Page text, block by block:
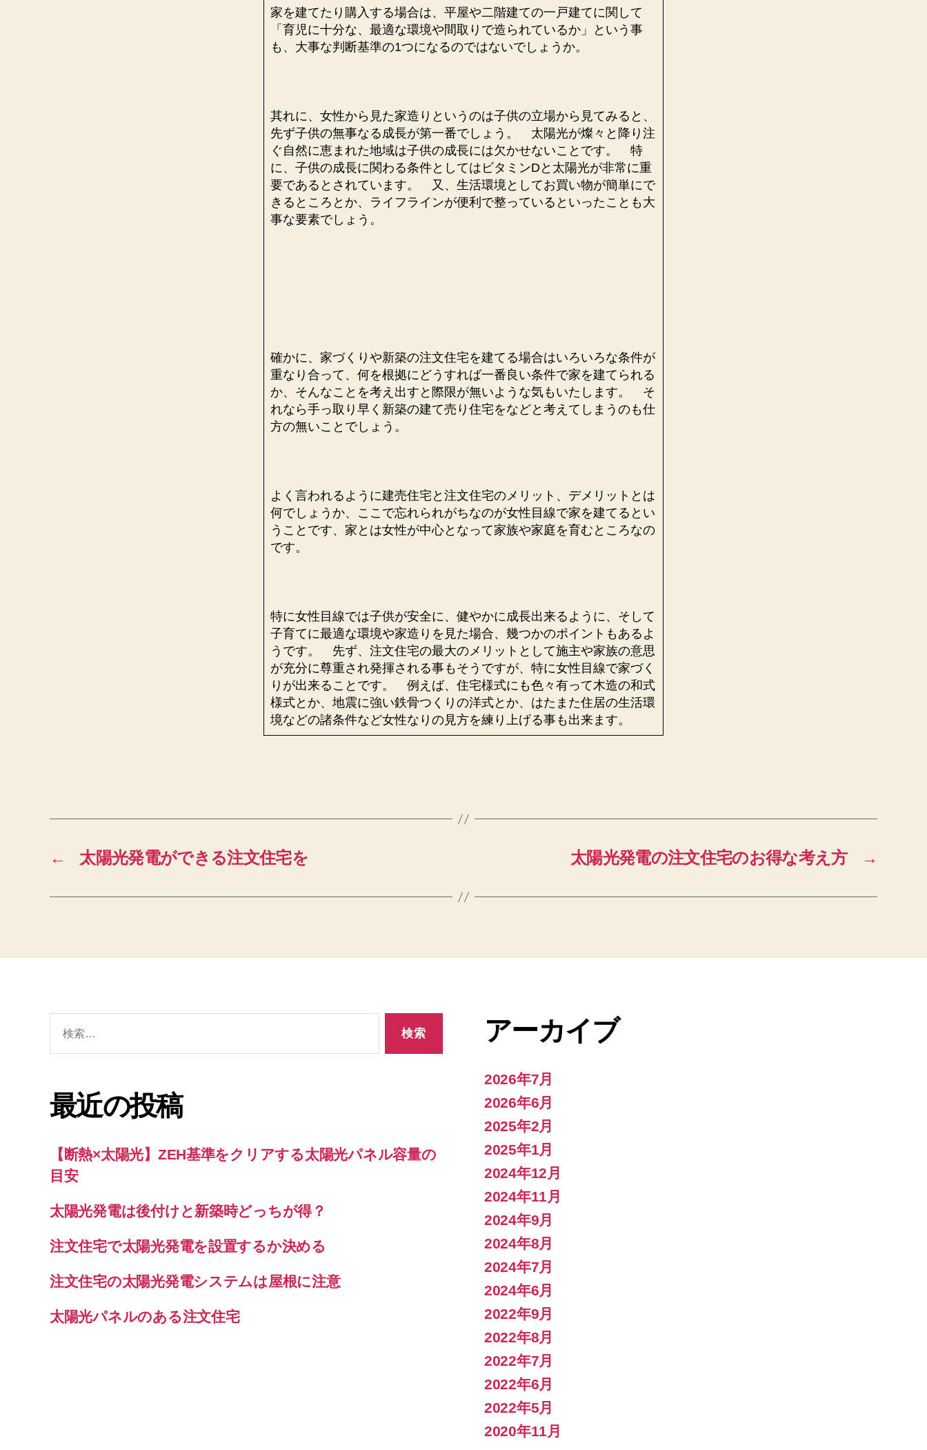
家を建てたり購入する場合は、平屋や二階建ての一戸建てに関して
「育児に十分な、最適な環境や間取りで造られているか」という事
も、大事な判断基準の1つになるのではないでしょうか。
其れに、女性から見た家造りというのは子供の立場から見てみると、
先ず子供の無事なる成長が第一番でしょう。 太陽光が燦々と降り注
ぐ自然に恵まれた地域は子供の成長には欠かせないことです。 特
に、子供の成長に関わる条件としてはビタミンDと太陽光が非常に重
要であるとされています。 又、生活環境としてお買い物が簡単にで
きるところとか、ライフラインが便利で整っているといったことも大
事な要素でしょう。
確かに、家づくりや新築の注文住宅を建てる場合はいろいろな条件が
重なり合って、何を根拠にどうすれば一番良い条件で家を建てられる
か、そんなことを考え出すと際限が無いような気もいたします。 そ
れなら手っ取り早く新築の建て売り住宅をなどと考えてしまうのも仕
方の無いことでしょう。
よく言われるように建売住宅と注文住宅のメリット、デメリットとは
何でしょうか、ここで忘れられがちなのが女性目線で家を建てるとい
うことです、家とは女性が中心となって家族や家庭を育むところなの
です。
特に女性目線では子供が安全に、健やかに成長出来るように、そして
子育てに最適な環境や家造りを見た場合、幾つかのポイントもあるよ
うです。 先ず、注文住宅の最大のメリットとして施主や家族の意思
が充分に尊重され発揮される事もそうですが、特に女性目線で家づく
りが出来ることです。 例えば、住宅様式にも色々有って木造の和式
様式とか、地震に強い鉄骨つくりの洋式とか、はたまた住居の生活環
境などの諸条件など女性なりの見方を練り上げる事も出来ます。
← 太陽光発電ができる注文住宅を →
太陽光発電の注文住宅のお得な考え方
最近の投稿
【断熱×太陽光】ZEH基準をクリアする太陽光パネル容量の
目安
太陽光発電は後付けと新築時どっちが得？
注文住宅で太陽光発電を設置するか決める
注文住宅の太陽光発電システムは屋根に注意
太陽光パネルのある注文住宅
アーカイブ
2026年7月
2026年6月
2025年2月
2025年1月
2024年12月
2024年11月
2024年9月
2024年8月
2024年7月
2024年6月
2022年9月
2022年8月
2022年7月
2022年6月
2022年5月
2020年11月